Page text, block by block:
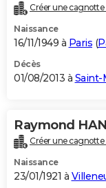
Créer une cagnotte
Naissance
16/11/1949 à Paris (
Décès
01/08/2013 à Saint-
Raymond
Créer une cagnotte
Naissance
23/01/1921 à